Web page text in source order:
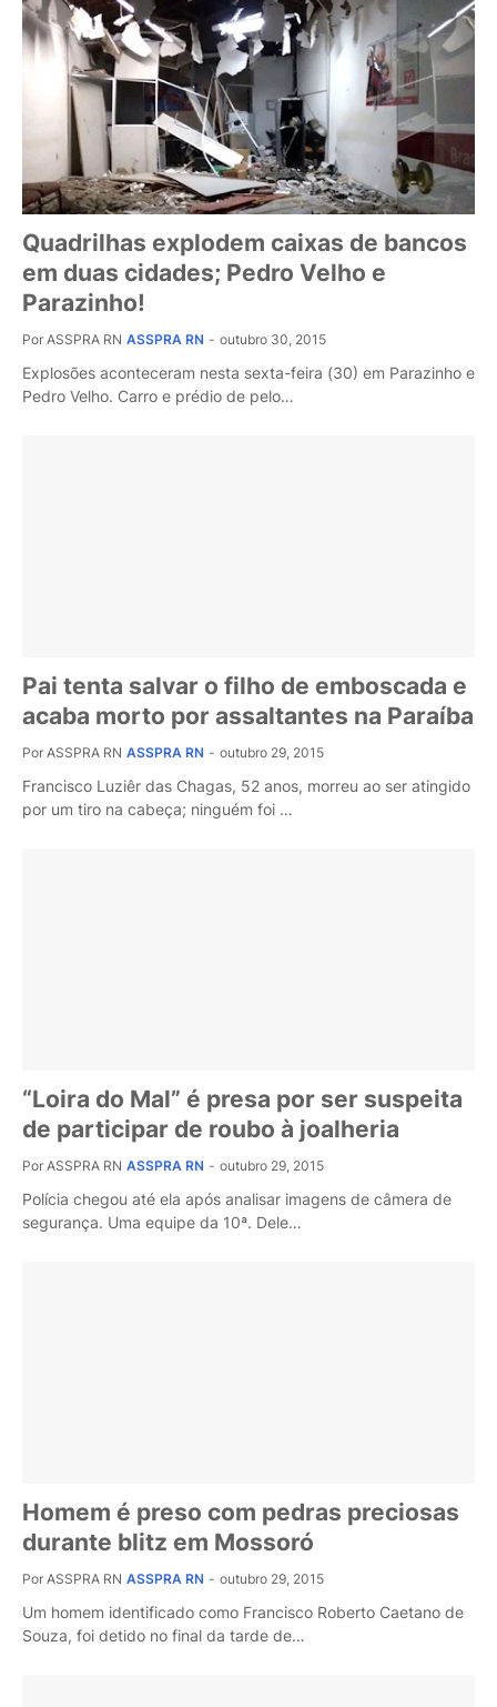
Quadrilhas explodem caixas de bancos
em duas cidades; Pedro Velho e
Parazinho!
Por ASSPRA RN ASSPRA RN - outubro 30, 2015
Explosões aconteceram nesta sexta-feira (30) em Parazinho e
Pedro Velho. Carro e prédio de pelo…
Pai tenta salvar o filho de emboscada e
acaba morto por assaltantes na Paraíba
Por ASSPRA RN ASSPRA RN - outubro 29, 2015
Francisco Luziêr das Chagas, 52 anos, morreu ao ser atingido
por um tiro na cabeça; ninguém foi …
“Loira do Mal” é presa por ser suspeita
de participar de roubo à joalheria
Por ASSPRA RN ASSPRA RN - outubro 29, 2015
Polícia chegou até ela após analisar imagens de câmera de
segurança. Uma equipe da 10ª. Dele…
Homem é preso com pedras preciosas
durante blitz em Mossoró
Por ASSPRA RN ASSPRA RN - outubro 29, 2015
Um homem identificado como Francisco Roberto Caetano de
Souza, foi detido no final da tarde de…